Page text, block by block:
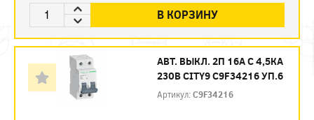
В КОРЗИНУ
АВТ. ВЫКЛ. 2П 16А С 4,5КА
230В CITY9 C9F34216 УП.6
Артикул:C9F34216